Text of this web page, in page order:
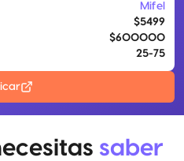
Mifel
$5499
$600000
25-75
saber